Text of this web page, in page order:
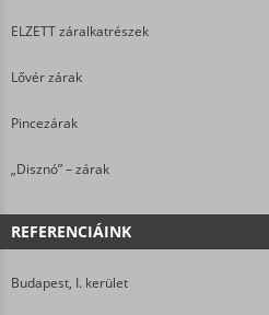
ELZETT záralkatrészek
Lővér zárak
Pincezárak
„Disznó” – zárak
REFERENCIÁINK
Budapest, I. kerület